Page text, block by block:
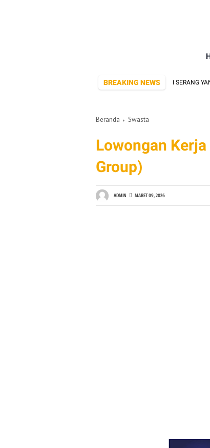
BREAKING NEWS
10 PABRIK DI SERANG YANG
Beranda Swasta
Lowongan
Group)
ADMIN MARET 09, 2026